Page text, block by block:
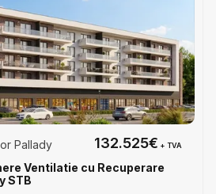
STB
Pallady 132.525€ + TVA